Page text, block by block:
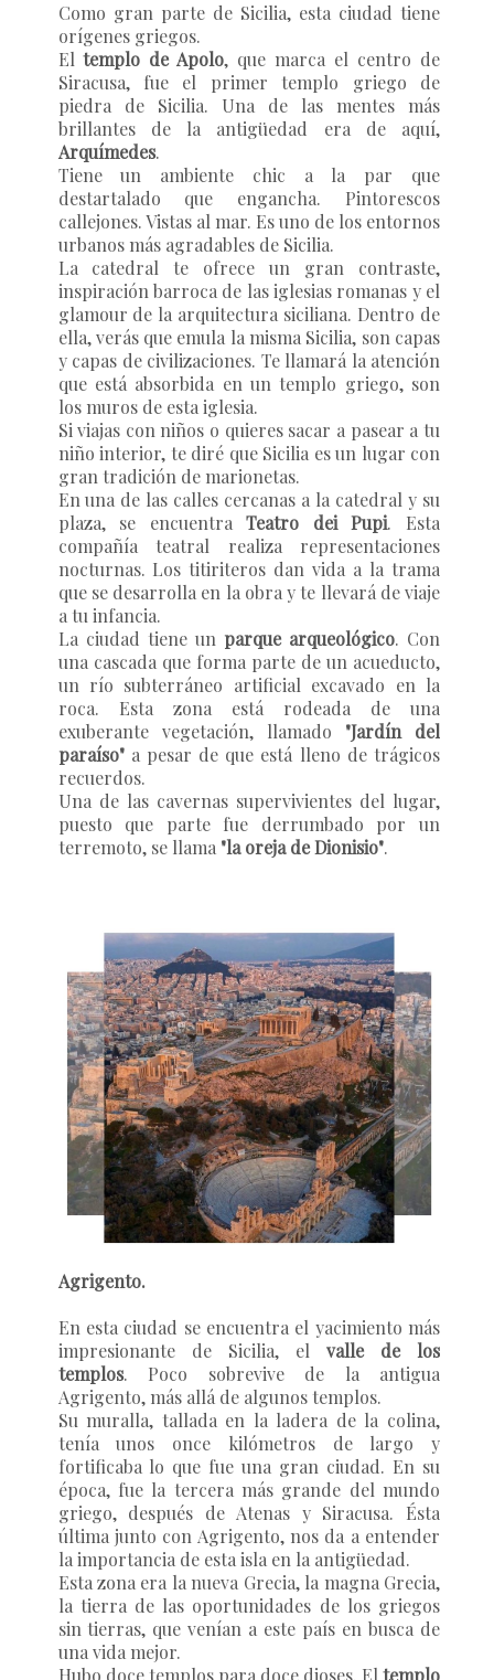
Como gran parte de Sicilia, esta ciudad tiene
orígenes griegos.
Eltemplo de Apolo, que marca el centro de
Siracusa, fue el primer templo griego de
piedra de Sicilia. Una de las mentes más
brillantes de la antigüedad era de aquí,
Arquímedes.
Tiene un ambiente chic a la par que
destartalado que engancha. Pintorescos
callejones. Vistas al mar. Es uno de los entornos
urbanos más agradables de Sicilia.
La catedral te ofrece un gran contraste,
inspiración barroca de las iglesias romanas y el
glamour de la arquitectura siciliana. Dentro de
ella, verás que emula la misma Sicilia, son capas
y capas de civilizaciones. Te llamará la atención
que está absorbida en un templo griego, son
los muros de esta iglesia.
Si viajas con niños o quieres sacar a pasear a tu
niño interior, te diré que Sicilia es un lugar con
gran tradición de marionetas.
En una de las calles cercanas a la catedral y su
plaza, se encuentraTeatro dei Pupi. Esta
compañía teatral realiza representaciones
nocturnas. Los titiriteros dan vida a la trama
que se desarrolla en la obra y te llevará de viaje
a tu infancia.
La ciudad tiene un parque arqueológico. Con
una cascada que forma parte de un acueducto,
un río subterráneo artificial excavado en la
roca. Esta zona está rodeada de una
exuberante vegetación, llamado "Jardín del
paraíso"a pesar de que está lleno de trágicos
recuerdos.
Una de las cavernas supervivientes del lugar,
puesto que parte fue derrumbado por un
terremoto, se llama "la oreja de Dionisio".
Agrigento.
En esta ciudad se encuentra el yacimiento más
impresionante de Sicilia, el valle de los
templos. Poco sobrevive de la antigua
Agrigento, más allá de algunos templos.
Su muralla, tallada en la ladera de la colina,
tenía unos once kilómetros de largo y
fortificaba lo que fue una gran ciudad. En su
época, fue la tercera más grande del mundo
griego, después de Atenas y Siracusa. Ésta
última junto con Agrigento, nos da a entender
la importancia de esta isla en la antigüedad.
Esta zona era la nueva Grecia, la magna Grecia,
la tierra de las oportunidades de los griegos
sin tierras, que venían a este país en busca de
una vida mejor.
Hubo doce templos para doce dioses. El templo